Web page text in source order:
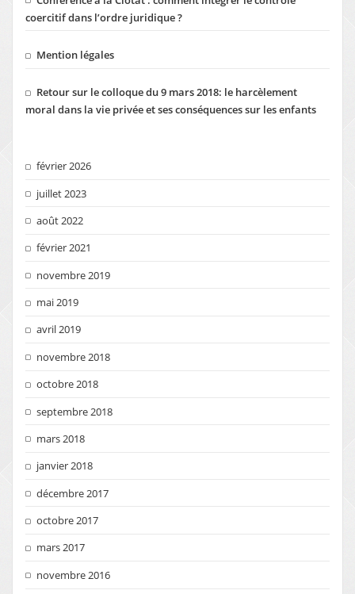
coercitif dans l’ordre juridique ?
Mention légales
Retour sur le colloque du 9 mars 2018: le harcèlement
moral dans la vie privée et ses conséquences sur les enfants
février 2026
juillet 2023
août 2022
février 2021
novembre 2019
mai 2019
avril 2019
novembre 2018
octobre 2018
septembre 2018
mars 2018
janvier 2018
décembre 2017
octobre 2017
mars 2017
novembre 2016